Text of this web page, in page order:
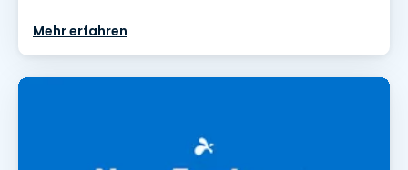
Mehr erfahren